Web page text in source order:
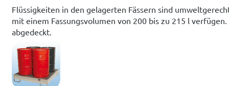
Flüssigkeiten in den gelagerten Fässern sind
mit einem Fassungsvolumen von 200 bis zu 215 l
abgedeckt.